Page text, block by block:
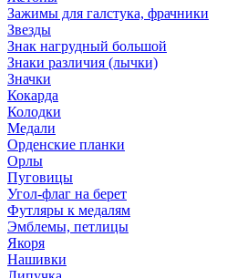
Зажимы для галстука, фрачники
Звезды
Знак нагрудный большой
Знаки различия (лычки)
Значки
Кокарда
Колодки
Медали
Орденские планки
Орлы
Пуговицы
Угол-флаг на берет
Футляры к медалям
Эмблемы, петлицы
Якоря
Нашивки